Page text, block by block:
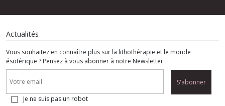
Actualités
Vous souhaitez en connaître plus sur la lithothérapie et le monde
ésotérique ? Pensez à vous abonner à notre Newsletter
S'abonner
Je ne suis pas un robot